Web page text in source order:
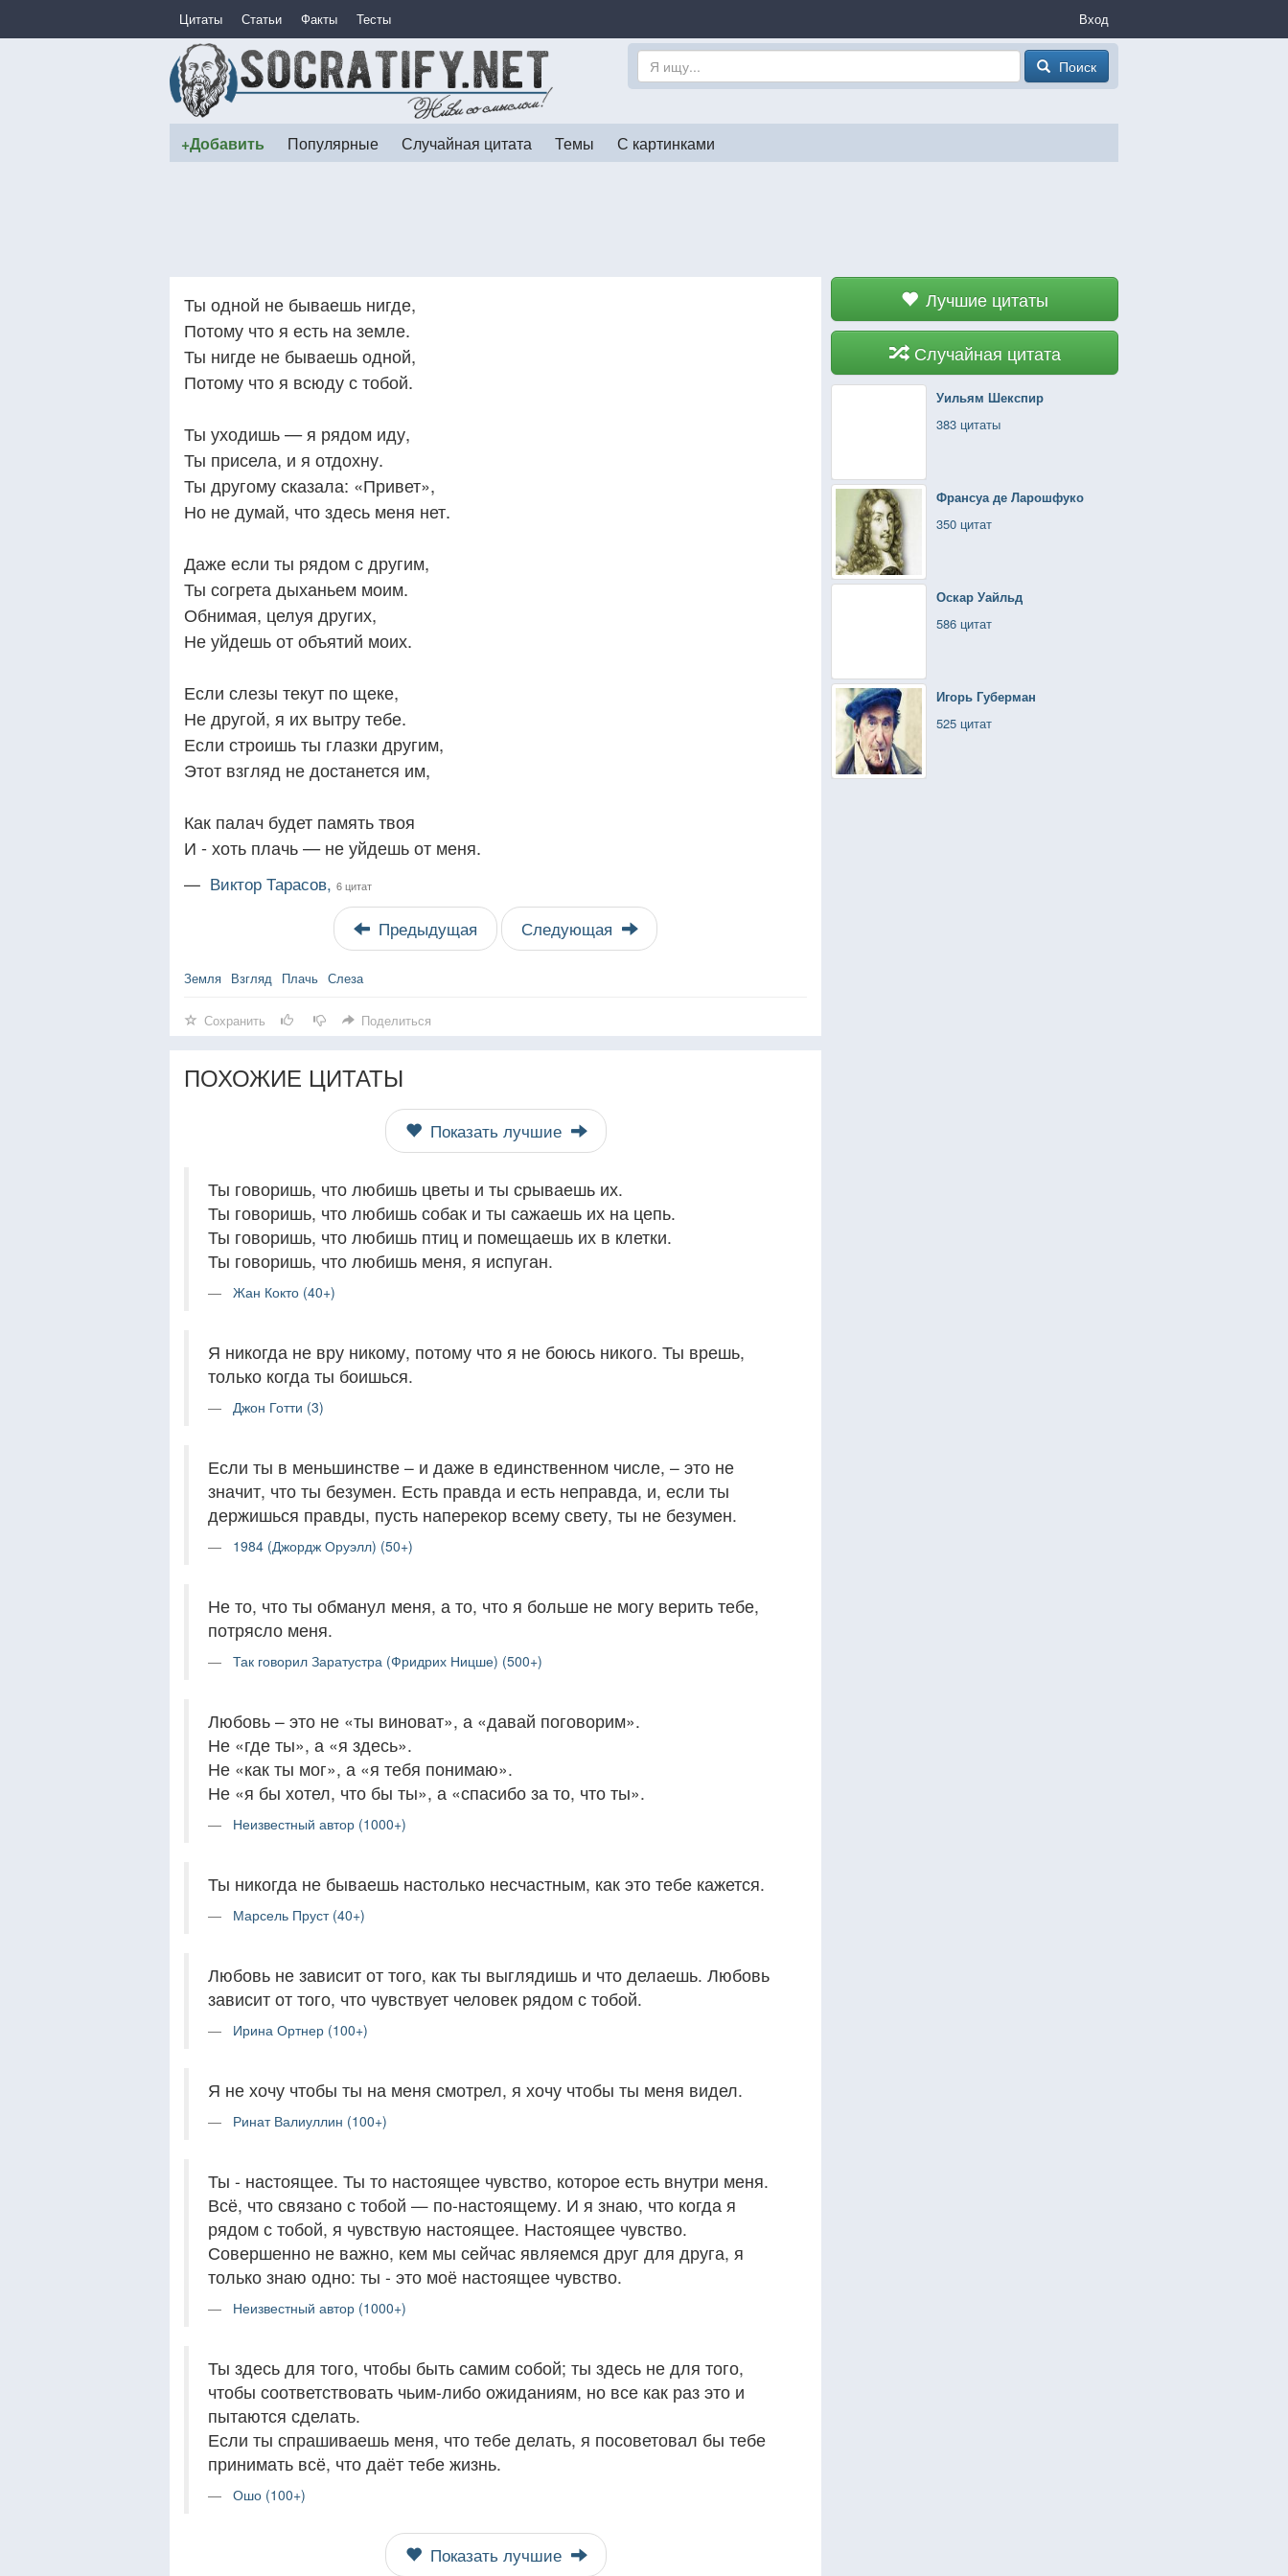
Цитаты Статьи Факты Тесты Вход
Поиск
+Добавить Популярные Случайная цитата Темы С картинками
Лучшие цитаты
Случайная цитата
Уильям Шекспир
383 цитаты
Франсуа де Ларошфуко
350 цитат
Оскар Уайльд
586 цитат
Игорь Губерман
525 цитат
Ты одной не бываешь нигде,
Потому что я есть на земле.
Ты нигде не бываешь одной,
Потому что я всюду с тобой.
Ты уходишь — я рядом иду,
Ты присела, и я отдохну.
Ты другому сказала: «Привет»,
Но не думай, что здесь меня нет.
Даже если ты рядом с другим,
Ты согрета дыханьем моим.
Обнимая, целуя других,
Не уйдешь от объятий моих.
Если слезы текут по щеке,
Не другой, я их вытру тебе.
Если строишь ты глазки другим,
Этот взгляд не достанется им,
Как палач будет память твоя
И - хоть плачь — не уйдешь от меня.
— Виктор Тарасов, 6 цитат
Предыдущая Следующая
Земля Взгляд Плачь Слеза
Сохранить Поделиться
ПОХОЖИЕ ЦИТАТЫ
Показать лучшие
Ты говоришь, что любишь цветы и ты срываешь их.
Ты говоришь, что любишь собак и ты сажаешь их на цепь.
Ты говоришь, что любишь птиц и помещаешь их в клетки.
Ты говоришь, что любишь меня, я испуган.
Жан Кокто (40+)
Я никогда не вру никому, потому что я не боюсь никого. Ты врешь,
только когда ты боишься.
Джон Готти (3)
Если ты в меньшинстве – и даже в единственном числе, – это не
значит, что ты безумен. Есть правда и есть неправда, и, если ты
держишься правды, пусть наперекор всему свету, ты не безумен.
1984 (Джордж Оруэлл) (50+)
Не то, что ты обманул меня, а то, что я больше не могу верить тебе,
потрясло меня.
Так говорил Заратустра (Фридрих Ницше) (500+)
Любовь – это не «ты виноват», а «давай поговорим».
Не «где ты», а «я здесь».
Не «как ты мог», а «я тебя понимаю».
Не «я бы хотел, что бы ты», а «спасибо за то, что ты».
Неизвестный автор (1000+)
Ты никогда не бываешь настолько несчастным, как это тебе кажется.
Марсель Пруст (40+)
Любовь не зависит от того, как ты выглядишь и что делаешь. Любовь
зависит от того, что чувствует человек рядом с тобой.
Ирина Ортнер (100+)
Я не хочу чтобы ты на меня смотрел, я хочу чтобы ты меня видел.
Ринат Валиуллин (100+)
Ты - настоящее. Ты то настоящее чувство, которое есть внутри меня.
Всё, что связано с тобой — по-настоящему. И я знаю, что когда я
рядом с тобой, я чувствую настоящее. Настоящее чувство.
Совершенно не важно, кем мы сейчас являемся друг для друга, я
только знаю одно: ты - это моё настоящее чувство.
Неизвестный автор (1000+)
Ты здесь для того, чтобы быть самим собой; ты здесь не для того,
чтобы соответствовать чьим-либо ожиданиям, но все как раз это и
пытаются сделать.
Если ты спрашиваешь меня, что тебе делать, я посоветовал бы тебе
принимать всё, что даёт тебе жизнь.
Ошо (100+)
Показать лучшие